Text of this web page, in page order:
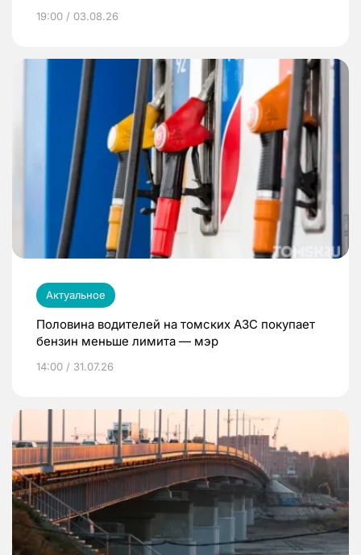
19:00 / 03.08.26
Актуальное
Половина водителей на томских АЗС покупает
бензин меньше лимита — мэр
14:00 / 31.07.26